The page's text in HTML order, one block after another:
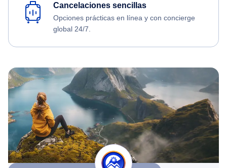
Cancelaciones sencillas
Opciones prácticas en línea y con concierge
global 24/7.